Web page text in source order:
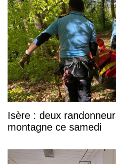
Isère : deux
montagne ce samedi